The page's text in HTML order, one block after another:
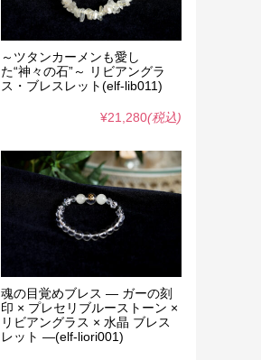
～ツタンカーメンも愛し
た“神々の石”～ リビアングラ
ス・ブレスレット(elf-lib011)
¥21,280(税込)
魂の目覚めブレス ― ガーの刻
印 × プレセリブルーストーン ×
リビアングラス × 水晶 ブレス
レット ―(elf-liori001)